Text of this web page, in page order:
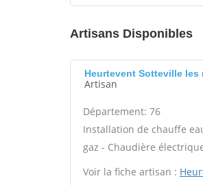
Artisans Disponibles
Heurtevent Sotteville les
Artisan
Département: 76
Installation de chauffe
gaz - Chaudière
Voir la fiche artisan :